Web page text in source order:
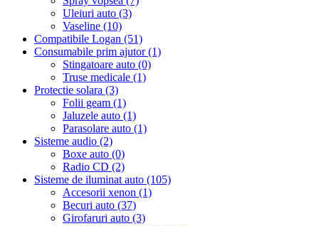
Uleiuri auto (3)
Vaseline (10)
Compatibile Logan (51)
Consumabile prim ajutor (1)
Stingatoare auto (0)
Truse medicale (1)
Protectie solara (3)
Folii geam (1)
Jaluzele auto (1)
Parasolare auto (1)
Sisteme audio (2)
Boxe auto (0)
Radio CD (2)
Sisteme de iluminat auto (105)
Accesorii xenon (1)
Becuri auto (37)
Girofaruri auto (3)